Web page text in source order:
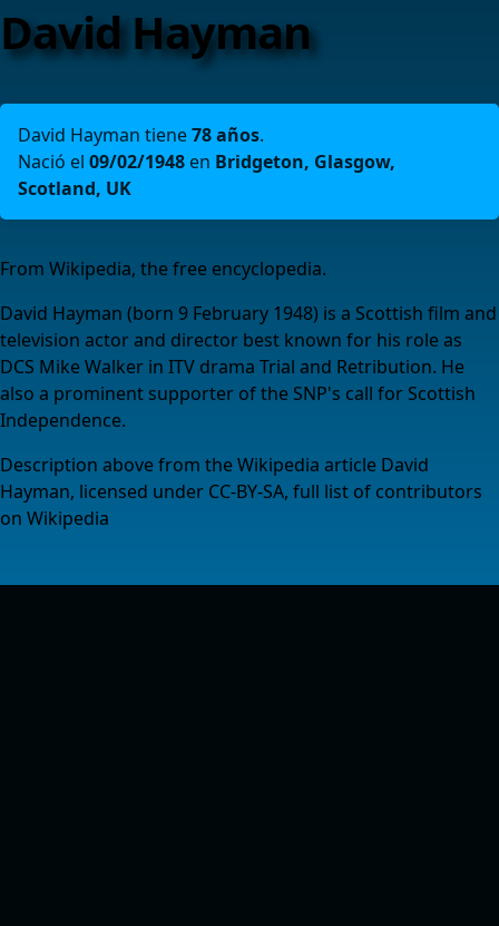
David Hayman
David Hayman tiene78 años.
Nació el 09/02/1948 en Bridgeton, Glasgow,
Scotland, UK
​From Wikipedia, the free encyclopedia.
David Hayman (born 9 February 1948) is a Scottish film and
television actor and director best known for his role as
DCS Mike Walker in ITV drama Trial and Retribution. He
also a prominent supporter of the SNP's call for Scottish
Independence.
Description above from the Wikipedia article David
Hayman, licensed under CC-BY-SA, full list of contributors
on Wikipedia